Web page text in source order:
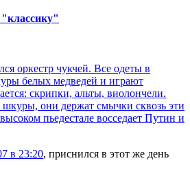
оркестр чукчей. Все одеты в
белых медведей и играют
скрипки, альты, виолончели.
шкуры, они держат смычки сквозь эти
пьедестале восседает Путин и
в 23:20, приснился в этот же день